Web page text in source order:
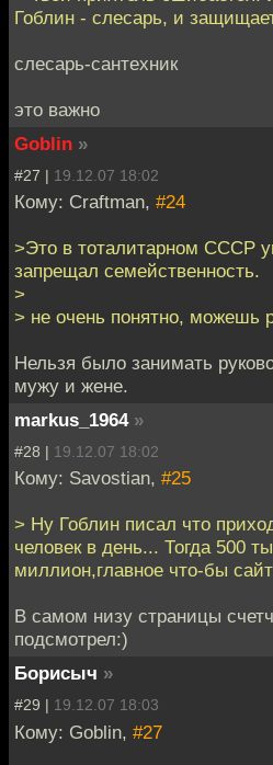
Гоблин - слесарь, и
слесарь-сантехник
это важно
Goblin »
#27 | 19.12.07 18:02
Кому: Craftman, #24
>Это в тоталитарном СССР
запрещал семейственность.
>
> не очень понятно, можешь
Нельзя было занимать
мужу и жене.
markus_1964 »
#28 | 19.12.07 18:02
Кому: Savostian, #25
> Ну Гоблин писал что
человек в день... Тогда 500
миллион,главное что-бы
В самом низу страницы
подсмотрел:)
Борисыч »
#29 | 19.12.07 18:03
Кому: Goblin, #27